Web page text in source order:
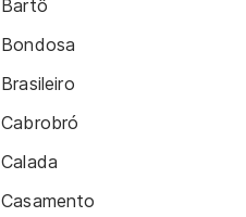
Bartô
Bondosa
Brasileiro
Cabrobró
Calada
Casamento